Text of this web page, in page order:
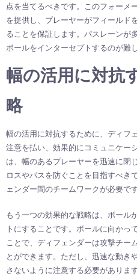
点を当てるべきです。このフォーメ
を提供し、プレーヤーがフィールド
ることを保証します。パスレーンが
ボールをインターセプトするのが難
幅の活用に対抗
略
幅の活用に対抗するために、ディフ
注意を払い、効果的にコミュニケー
は、幅のあるプレーヤーを迅速に閉
ロスやパスを防ぐことを目指すべき
ェンダー間のチームワークが必要です
もう一つの効果的な戦略は、ボール
トにすることです。ボールに向かっ
ことで、ディフェンダーは攻撃チー
とができます。ただし、迅速な動き
さないように注意する必要があります